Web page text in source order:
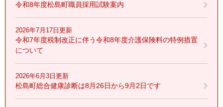
令和8年度松島町職員採用試験案内
2026年7月17日更新
令和7年度税制改正に伴う令和8年度介護保険料の特例措置
について
2026年6月3日更新
松島町総合健康診断は8月26日から9月2日です